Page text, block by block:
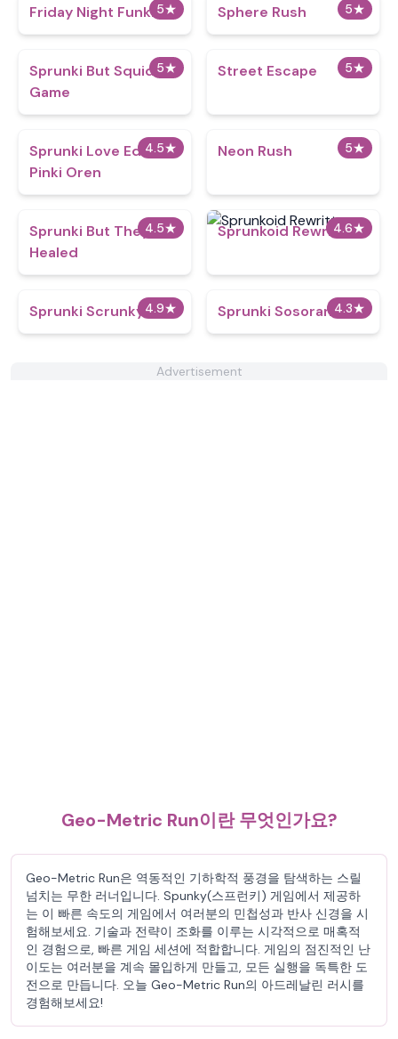
5★
Friday Night Funkin 5★
Sphere Rush
5★
Sprunki But Squid
Game
5★
Street Escape
4.5★
Sprunki Love Edition
Pinki Oren
5★
Neon Rush
4.5★
Sprunki But They Got
Healed
4.6★
Sprunkoid Rewritten
4.9★
Sprunki Scrunky 4.3★
Sprunki Sosoranki
Advertisement
Geo-Metric Run이란 무엇인가요?
Geo-Metric Run은 역동적인 기하학적 풍경을 탐색하는 스릴
넘치는 무한 러너입니다. Spunky(스프런키) 게임에서 제공하
는 이 빠른 속도의 게임에서 여러분의 민첩성과 반사 신경을 시
험해보세요. 기술과 전략이 조화를 이루는 시각적으로 매혹적
인 경험으로, 빠른 게임 세션에 적합합니다. 게임의 점진적인 난
이도는 여러분을 계속 몰입하게 만들고, 모든 실행을 독특한 도
전으로 만듭니다. 오늘 Geo-Metric Run의 아드레날린 러시를
경험해보세요!